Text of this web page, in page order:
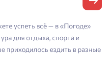
успеть всё — в «Погоде»
для отдыха, спорта и
приходилось ездить в разные
данных
рассылку
«Войти» ниже